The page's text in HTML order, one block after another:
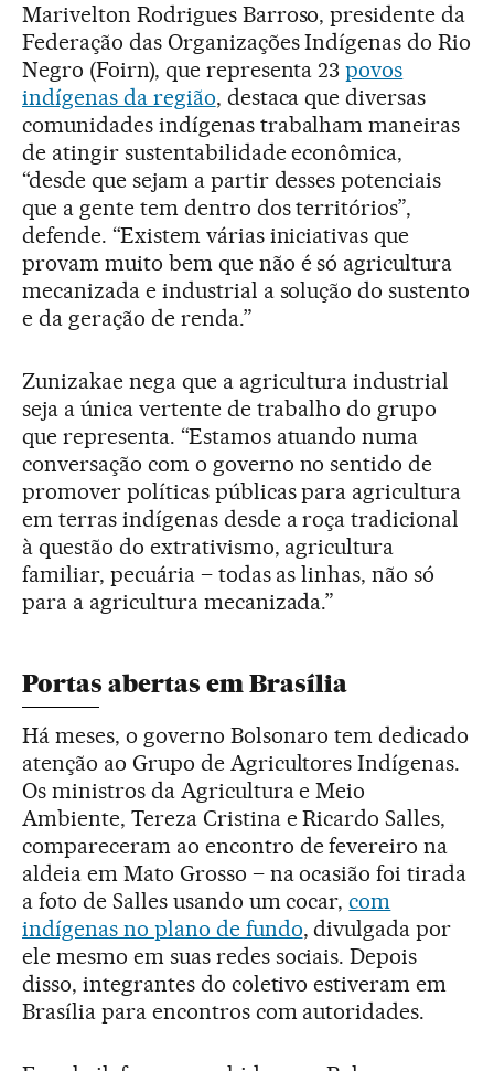
Marivelton Rodrigues Barroso, presidente da
Federação das Organizações Indígenas do Rio
Negro (Foirn), que representa 23povos
indígenas da região, destaca que diversas
comunidades indígenas trabalham maneiras
de atingir sustentabilidade econômica,
“desde que sejam a partir desses potenciais
que a gente tem dentro dos territórios”,
defende. “Existem várias iniciativas que
provam muito bem que não é só agricultura
mecanizada e industrial a solução do sustento
e da geração de renda.”
Zunizakae nega que a agricultura industrial
seja a única vertente de trabalho do grupo
que representa. “Estamos atuando numa
conversação com o governo no sentido de
promover políticas públicas para agricultura
em terras indígenas desde a roça tradicional
à questão do extrativismo, agricultura
familiar, pecuária – todas as linhas, não só
para a agricultura mecanizada.”
Portas abertas em Brasília
Há meses, o governo Bolsonaro tem dedicado
atenção ao Grupo de Agricultores Indígenas.
Os ministros da Agricultura e Meio
Ambiente, Tereza Cristina e Ricardo Salles,
compareceram ao encontro de fevereiro na
aldeia em Mato Grosso – na ocasião foi tirada
a foto de Salles usando um cocar,com
indígenas no plano de fundo, divulgada por
ele mesmo em suas redes sociais. Depois
disso, integrantes do coletivo estiveram em
Brasília para encontros com autoridades.